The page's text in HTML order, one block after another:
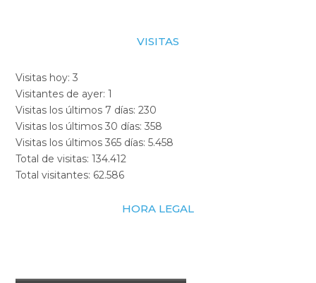
VISITAS
Visitas hoy:3
Visitantes de ayer:1
Visitas los últimos 7 días:230
Visitas los últimos 30 días:358
Visitas los últimos 365 días:5.458
Total de visitas:134.412
Total visitantes: 62.586
HORA LEGAL